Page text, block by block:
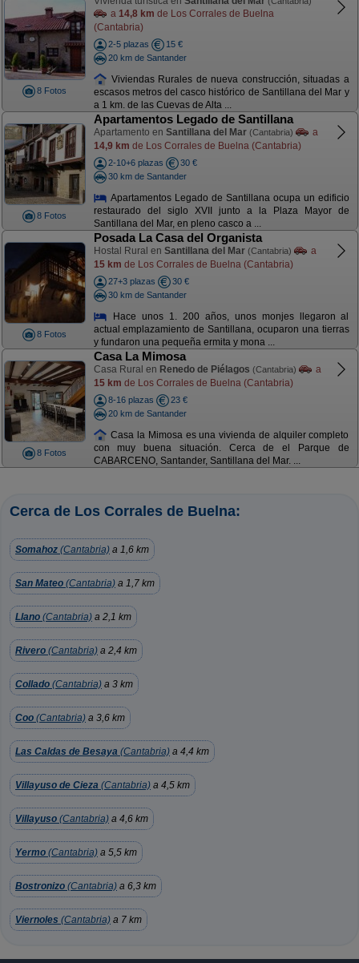
8 Fotos
a 14,8 km de Los Corrales de Buelna
(Cantabria)
2-5 plazas
15 €
20 km de Santander
Viviendas Rurales de nueva construcción, situadas a
escasos metros del casco histórico de Santillana del Mar y
a 1 km. de las Cuevas de Alta ...
8 Fotos
Apartamentos Legado de Santillana
Apartamento en Santillana del Mar (Cantabria)
a
14,9 km de Los Corrales de Buelna (Cantabria)
2-10+6 plazas
30 €
30 km de Santander
Apartamentos Legado de Santillana ocupa un edificio
restaurado del siglo XVII junto a la Plaza Mayor de
Santillana del Mar, en pleno casco a ...
8 Fotos
Posada La Casa del Organista
Hostal Rural en Santillana del Mar (Cantabria)
a
15 km de Los Corrales de Buelna (Cantabria)
27+3 plazas
30 €
30 km de Santander
Hace unos 1. 200 años, unos monjes llegaron al
actual emplazamiento de Santillana, ocuparon una tierras
y fundaron una pequeña ermita y mona ...
8 Fotos
Casa La Mimosa
Casa Rural en Renedo de Piélagos (Cantabria)
a
15 km de Los Corrales de Buelna (Cantabria)
8-16 plazas
23 €
20 km de Santander
Casa la Mimosa es una vivienda de alquiler completo
con muy buena situación. Cerca de el Parque de
CABARCENO, Santander, Santillana del Mar. ...
Cerca de Los Corrales de Buelna:
Somahoz (Cantabria) a 1,6 km
San Mateo (Cantabria) a 1,7 km
Llano (Cantabria) a 2,1 km
Rivero (Cantabria) a 2,4 km
Collado (Cantabria) a 3 km
Coo (Cantabria) a 3,6 km
Las Caldas de Besaya (Cantabria) a 4,4 km
Villayuso de Cieza (Cantabria) a 4,5 km
Villayuso (Cantabria) a 4,6 km
Yermo (Cantabria) a 5,5 km
Bostronizo (Cantabria) a 6,3 km
Viernoles (Cantabria) a 7 km